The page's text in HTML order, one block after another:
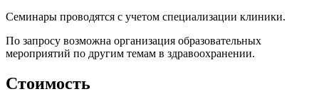
Семинары проводятся с учетом специализации клиники.
По запросу возможна организация образовательных
мероприятий по другим темам в здравоохранении.
Стоимость